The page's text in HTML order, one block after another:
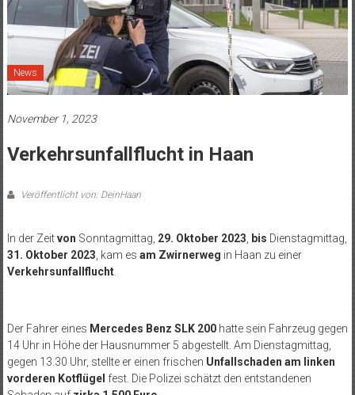
News
November 1, 2023
Verkehrsunfallflucht in Haan
Veröffentlicht von: DeinHaan
In der Zeitvon Sonntagmittag, 29. Oktober 2023 bis Dienstagmittag,
31. Oktober 2023 , kam es am Zwirnerweg in Haan zu einer
Verkehrsunfallflucht.
Der Fahrer eines Mercedes Benz SLK 200hatte sein Fahrzeug gegen
14 Uhr in Höhe der Hausnummer 5 abgestellt. Am Dienstagmittag,
gegen 13.30 Uhr, stellte er einen frischen Unfallschaden am linken
vorderen Kotflügel fest. Die Polizei schätzt den entstandenen